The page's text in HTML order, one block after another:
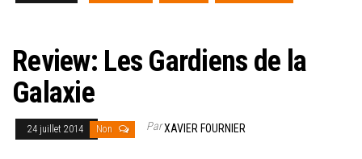
Review: Les Gardiens de la
Galaxie
24 juillet 2014 Non ParXAVIER FOURNIER